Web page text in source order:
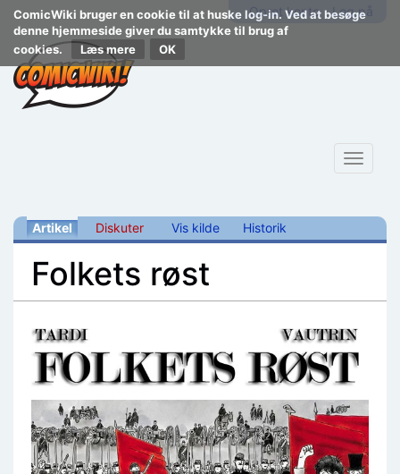
ComicWiki bruger en cookie til at huske log-in. Ved at besøge
denne hjemmeside giver du samtykke til brug af
cookies.
Læs mere
Opret konto Log på
Toggle
Artikel Diskuter Vis kilde Historik
Folkets røst